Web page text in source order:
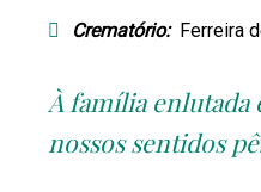
Crematório:Ferreira
À família enlutada
nossos sentidos